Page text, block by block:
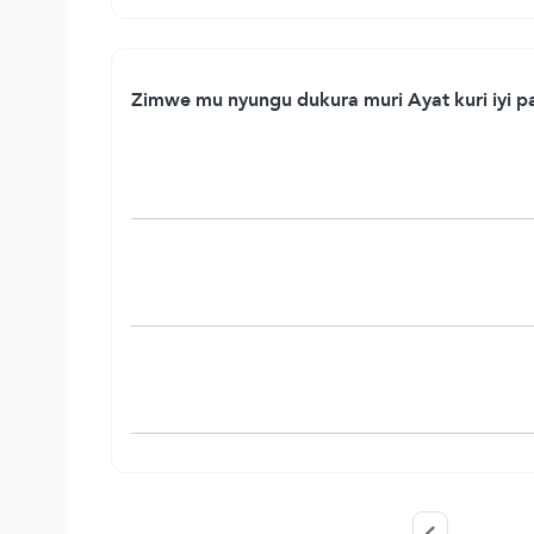
Zimwe mu nyungu dukura muri Ayat kuri iyi